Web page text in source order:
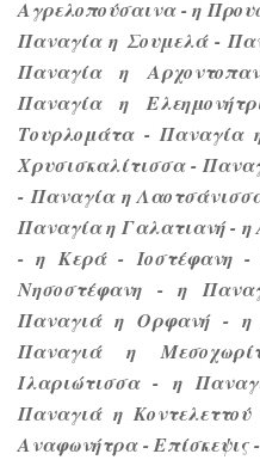
Αγρελοπούσαινα - η
Παναγία η Σουμελά -
Παναγία η
Παναγία η
Τουρλομάτα - Παναγία
Χρυσισκαλίτισσα -
- Παναγία η
Παναγία η Γαλατιανή - η
- η Κερά - Ιοστέφανη -
Νησοστέφανη - η
Παναγιά η Ορφανή -
Παναγιά η
Ιλαριώτισσα - η
Παναγιά η
Αναφωνήτρα - Επίσκεψις